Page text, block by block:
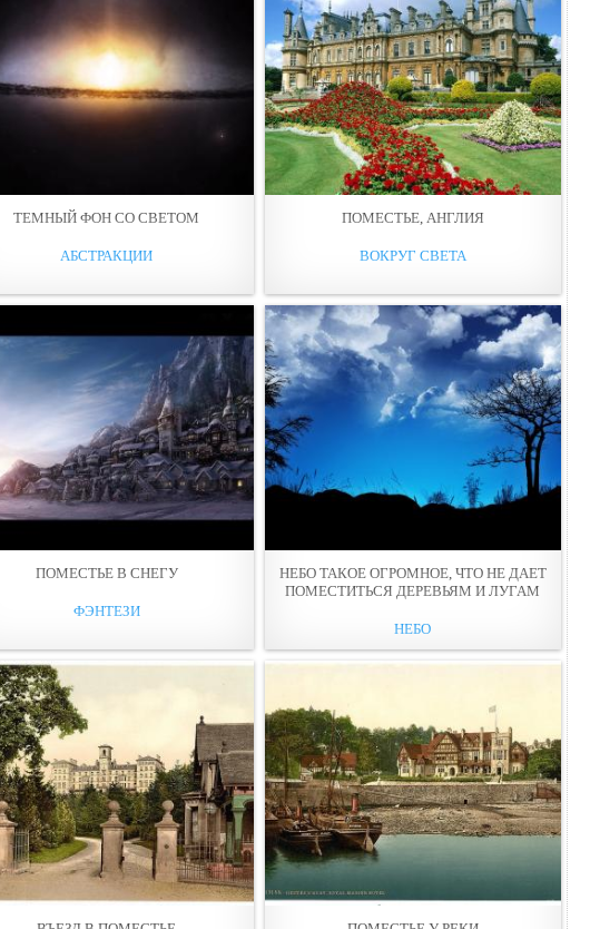
ТЕМНЫЙ ФОН СО СВЕТОМ
АБСТРАКЦИИ
ПОМЕСТЬЕ, АНГЛИЯ
ВОКРУГ СВЕТА
ПОМЕСТЬЕ В СНЕГУ
ФЭНТЕЗИ
НЕБО ТАКОЕ ОГРОМНОЕ, ЧТО НЕ ДАЕТ
ПОМЕСТИТЬСЯ ДЕРЕВЬЯМ И ЛУГАМ
НЕБО